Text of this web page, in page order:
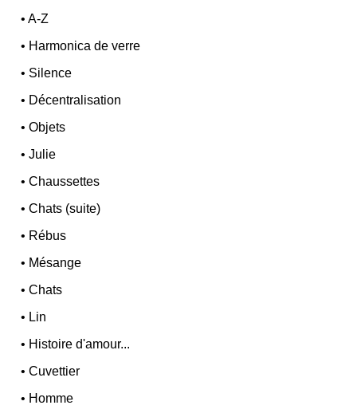
•A-Z
• Harmonica de verre
• Silence
• Décentralisation
•Objets
•Julie
•Chaussettes
•Chats (suite)
• Rébus
• Mésange
•Chats
• Lin
• Histoire d'amour...
•Cuvettier
• Homme